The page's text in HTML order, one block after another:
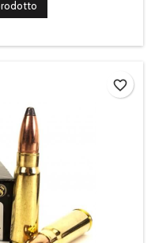
favorite_border